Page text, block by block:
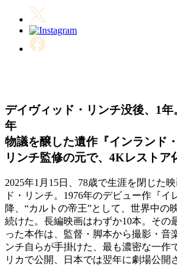
デイヴィッド・リンチ没後、1年
年
物議を醸した遺作『インランド
リンチ監修の元で、4Kレストア
2025年1月15日、78歳で生涯を閉じた
ド・リンチ。1976年のデビュー作『イ
降、“カルトの帝王”として、世界中の
続けた。長編映画はわずか10本。その
った本作は、監督・脚本から撮影・音
ンチ自らが手掛けた、最も濃密な一作
リカで公開、日本では翌年に劇場公開